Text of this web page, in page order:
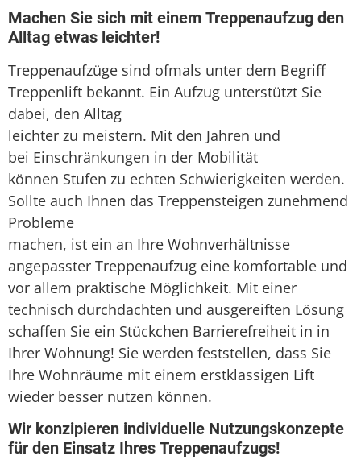
Sitzlift
Treppenlift
Treppenlift mieten
Machen Sie sich mit einem Treppenaufzug den
Alltag etwas leichter!
Treppenaufzüge sind ofmals unter dem Begriff
Treppenlift bekannt. Ein Aufzug unterstützt Sie
dabei, den Alltag
leichter zu meistern. Mit den Jahren und
bei Einschränkungen in der Mobilität
können Stufen zu echten Schwierigkeiten werden.
Sollte auch Ihnen das Treppensteigen zunehmend
Probleme
machen, ist ein an Ihre Wohnverhältnisse
angepasster Treppenaufzug eine komfortable und
vor allem praktische Möglichkeit. Mit einer
technisch durchdachten und ausgereiften Lösung
schaffen Sie ein Stückchen Barrierefreiheit in in
Ihrer Wohnung! Sie werden feststellen, dass Sie
Ihre Wohnräume mit einem erstklassigen Lift
wieder besser nutzen können.
Wir konzipieren individuelle Nutzungskonzepte
für den Einsatz Ihres Treppenaufzugs!